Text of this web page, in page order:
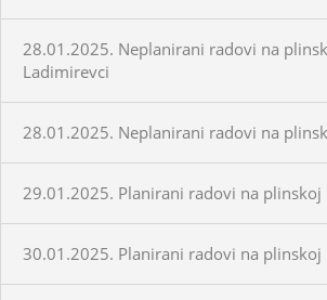
28.01.2025. Neplanirani radovi na
Ladimirevci
28.01.2025. Neplanirani radovi na
29.01.2025. Planirani radovi na plinskoj
30.01.2025. Planirani radovi na plinskoj